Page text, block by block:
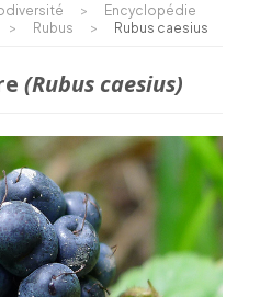
>
Encyclopédie
> Rubus > Rubus caesius
(Rubus caesius)